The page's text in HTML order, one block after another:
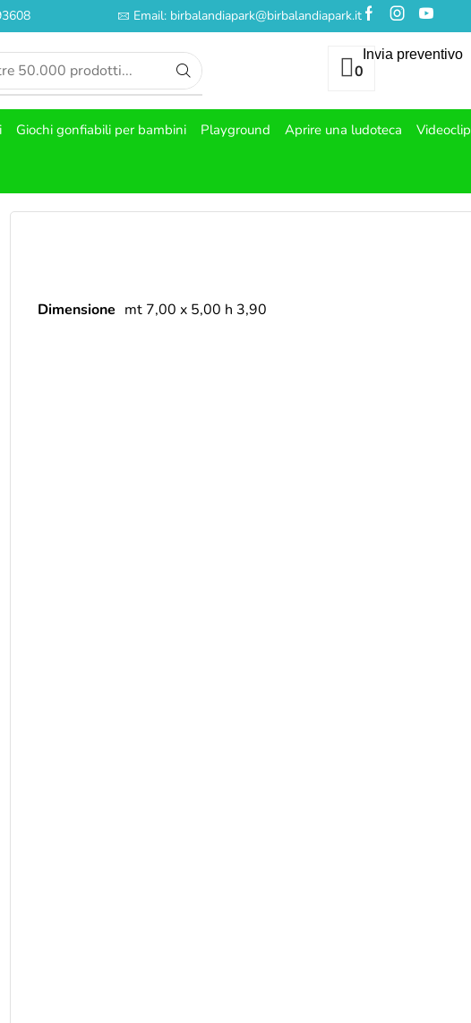
Email: birbalandiapark@birbalandiapark.it
0
Invia preventivo
Giochi gonfiabili per bambini Playground Aprire una ludoteca Videoclip
Dimensione mt 7,00 x 5,00 h 3,90